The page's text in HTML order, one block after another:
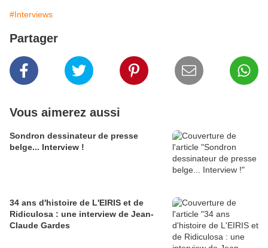
#Interviews
Partager
Vous aimerez aussi
Sondron dessinateur de presse
belge... Interview !
34 ans d'histoire de L'EIRIS et de
Ridiculosa : une interview de Jean-
Claude Gardes